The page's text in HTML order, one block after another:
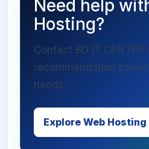
Need help
Hosting?
Contact BD IT
recommendation
needs.
Explore Web Hosting